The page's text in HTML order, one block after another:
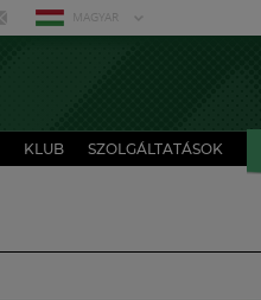
MAGYAR
KLUB SZOLGÁLTATÁSOK